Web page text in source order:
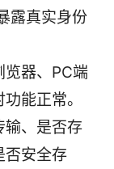
露真实身份
览器、PC端
能正常。
输、是否存
否安全存